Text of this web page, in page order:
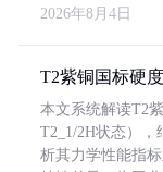
2026年8月4日
T2紫铜国标硬
本文系统解读T2
T2_1/2H状态），
析其力学性能指